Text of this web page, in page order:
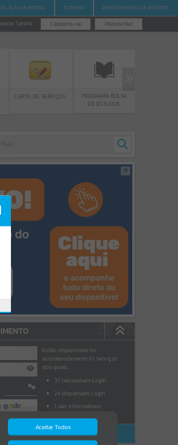
MUNICIPAL TURISMO DEPARTAMENTO DE ESPORTE
Atende.Net
Cadastre-se
Senha
CARTA DE SERVIÇOS
PROGRAMA BOLSA
DE ESTUDOS
Senha
Estão disponíveis no
autoatendimento 61 serviços
dos quais...
37 necessitam Login
24 dispensam Login
1 são informativos
ACESSAR SEM LOGIN
Aceitar Todos